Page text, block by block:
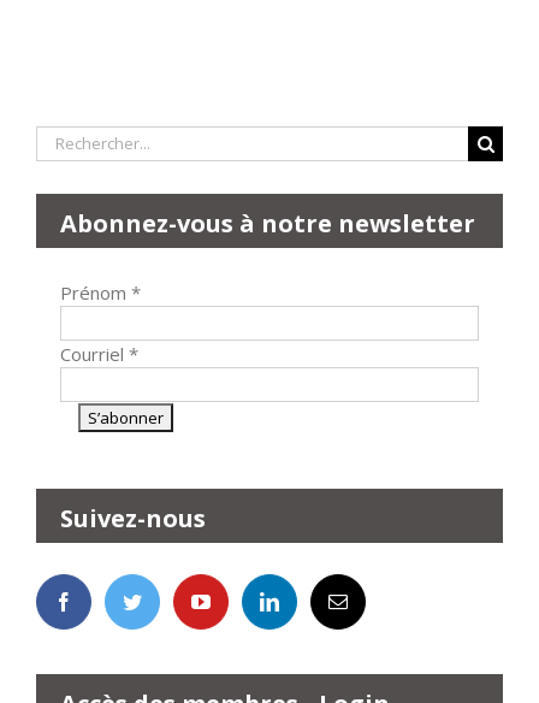
Rechercher:
Abonnez-vous à notre newsletter
Prénom *
Courriel *
Suivez-nous